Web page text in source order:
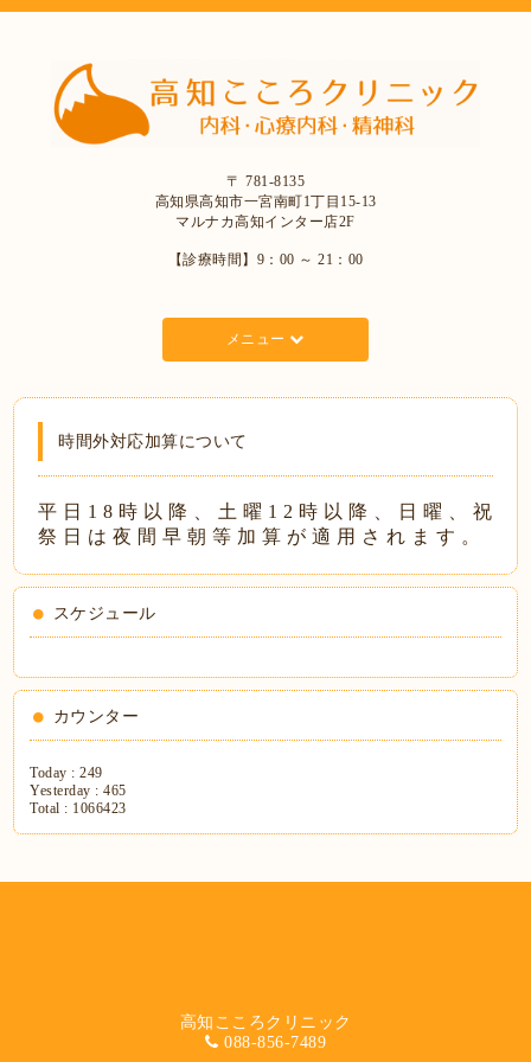
〒 781-8135
高知県高知市一宮南町1丁目15-13
マルナカ高知インター店2F
【診療時間】9：00 ～ 21：00
メニュー
時間外対応加算について
平 日 1 8 時 以 降 、 土 曜 1 2 時 以 降 、 日 曜 、 祝
祭 日 は 夜 間 早 朝 等 加 算 が 適 用 さ れ ま す 。
スケジュール
カウンター
Today :249
Yesterday :465
Total : 1066423
高知こころクリニック
088-856-7489